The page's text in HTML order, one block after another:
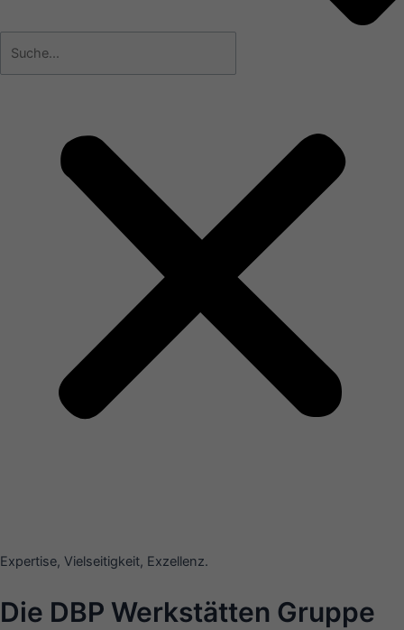
Expertise, Vielseitigkeit, Exzellenz.
Die DBP Werkstätten Gruppe